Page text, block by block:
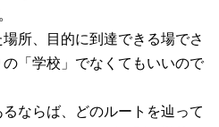
所、目的に到達できる場でさ
「学校」でなくてもいいので
ならば、どのルートを辿って